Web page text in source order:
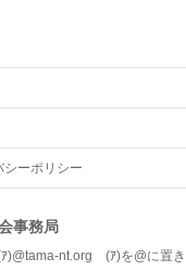
シーポリシー
事務局
)@tama-nt.org (ｱ)を@に置き